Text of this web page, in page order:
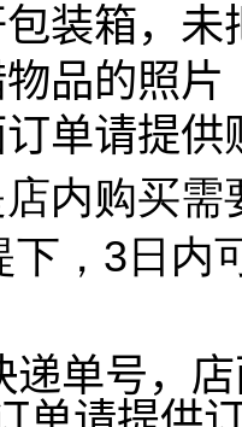
装箱，未
品的照片
单请提供
内购买需
下，3日内
递单号，